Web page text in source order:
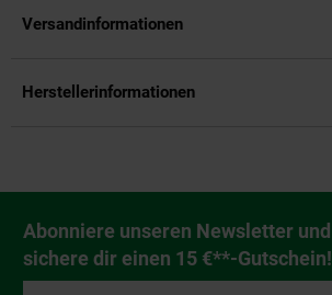
Versandinformationen
Herstellerinformationen
Newsletter Anmeldung
Abonniere unseren Newsletter und
sichere dir einen 15 €**-Gutschein!